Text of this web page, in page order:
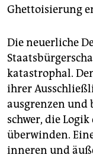
Ghettoisierung
Die neuerliche
katastrophal.
ihrer
ausgrenzen und
schwer, die
überwinden.
inneren und